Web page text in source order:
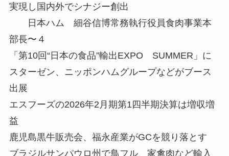
実現し国内外でシナジー創出
日本ハム 細谷信博常務執行役員食肉事業本
部長〜４
「第10回“日本の食品”輸出EXPO SUMMER」に
スターゼン、ニッポンハムグループなどがブース
出展
エスフーズの2026年2月期第1四半期決算は増収増
益
鹿児島黒牛販売会、福永産業がGCを競り落とす
ブラジルサンパウロ州で鳥フル、家禽肉など輸入